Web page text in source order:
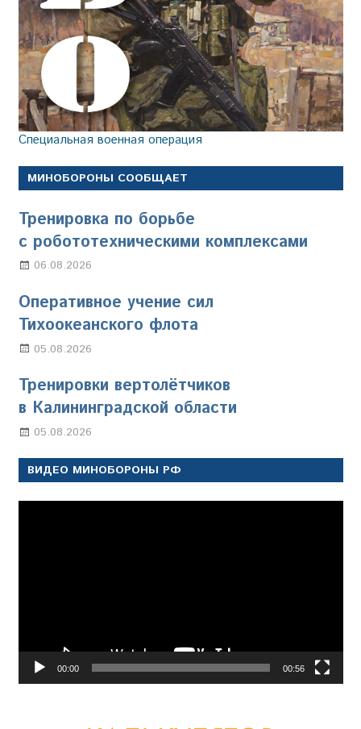
Специальная военная операция
МИНОБОРОНЫ СООБЩАЕТ
Тренировка по борьбе
с робототехническими комплексами
06.08.2026
Оперативное учение сил
Тихоокеанского флота
05.08.2026
Тренировки вертолётчиков
в Калининградской области
05.08.2026
ВИДЕО МИНОБОРОНЫ РФ
00:00 00:56